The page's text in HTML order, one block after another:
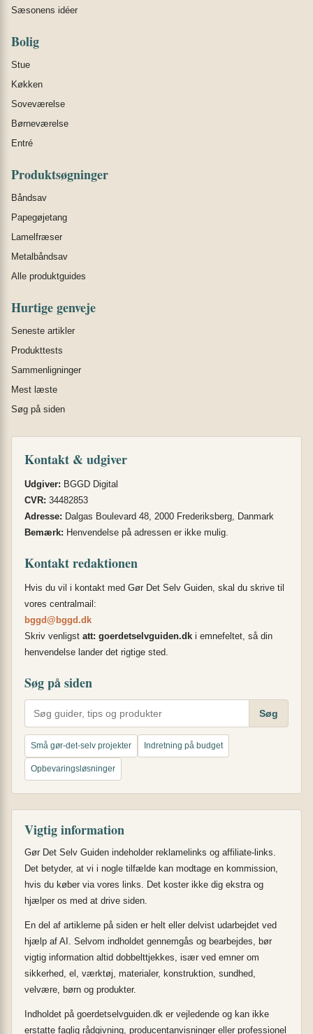
Sæsonens idéer
Bolig
Stue
Køkken
Soveværelse
Børneværelse
Entré
Produktsøgninger
Båndsav
Papegøjetang
Lamelfræser
Metalbåndsav
Alle produktguides
Hurtige genveje
Seneste artikler
Produkttests
Sammenligninger
Mest læste
Søg på siden
Kontakt & udgiver
Udgiver: BGGD Digital
CVR: 34482853
Adresse: Dalgas Boulevard 48, 2000 Frederiksberg, Danmark
Bemærk: Henvendelse på adressen er ikke mulig.
Kontakt redaktionen
Hvis du vil i kontakt med Gør Det Selv Guiden, skal du skrive til
vores centralmail:
bggd@bggd.dk
Skriv venligst att: goerdetselvguiden.dk i emnefeltet, så din
henvendelse lander det rigtige sted.
Søg på siden
Søg
Små gør-det-selv projekter Indretning på budget
Opbevaringsløsninger
Vigtig information
Gør Det Selv Guiden indeholder reklamelinks og affiliate-links.
Det betyder, at vi i nogle tilfælde kan modtage en kommission,
hvis du køber via vores links. Det koster ikke dig ekstra og
hjælper os med at drive siden.
En del af artiklerne på siden er helt eller delvist udarbejdet ved
hjælp af AI. Selvom indholdet gennemgås og bearbejdes, bør
vigtig information altid dobbelttjekkes, især ved emner om
sikkerhed, el, værktøj, materialer, konstruktion, sundhed,
velvære, børn og produkter.
Indholdet på goerdetselvguiden.dk er vejledende og kan ikke
erstatte faglig rådgivning, producentanvisninger eller professionel